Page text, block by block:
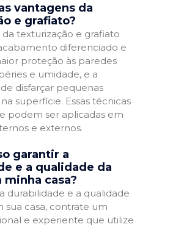
vantagens da
e grafiato?
da texturização e grafiato
diferenciado e
proteção às paredes
e umidade, e a
disfarçar pequenas
superfície. Essas técnicas
podem ser aplicadas em
e externos.
garantir a
e a qualidade da
casa?
durabilidade e a qualidade
sua casa, contrate um
e experiente que utilize